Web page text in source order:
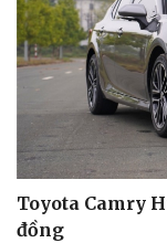
Toyota Camry
đồng